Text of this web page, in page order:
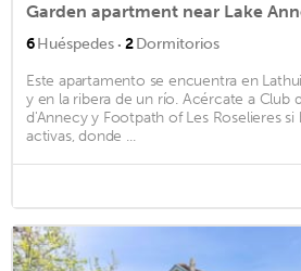
6Huéspedes · 2Dormitorios
Este apartamento se encuentra en
y en la ribera de un río. Acércate a Club
d'Annecy y Footpath of Les Roselieres si
activas, donde ...